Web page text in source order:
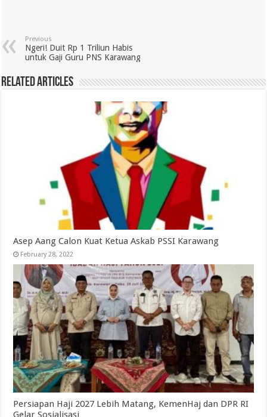
Previous
Ngeri! Duit Rp 1 Triliun Habis
untuk Gaji Guru PNS Karawang
Related Articles
Asep Aang Calon Kuat Ketua Askab PSSI Karawang
February 28, 2022
Persiapan Haji 2027 Lebih Matang, KemenHaj dan DPR RI
Gelar Sosialisasi